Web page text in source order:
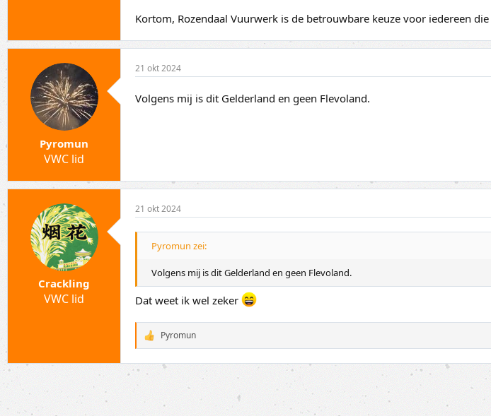
Kortom, Rozendaal Vuurwerk is de betrouwbare keuze voor iedereen
Pyromun
VWC lid
21 okt 2024
Volgens mij is dit Gelderland en geen Flevoland.
Crackling
VWC lid
21 okt 2024
Pyromun zei:
Volgens mij is dit Gelderland en geen Flevoland.
Dat weet ik wel zeker
W
a
a
Pyromun